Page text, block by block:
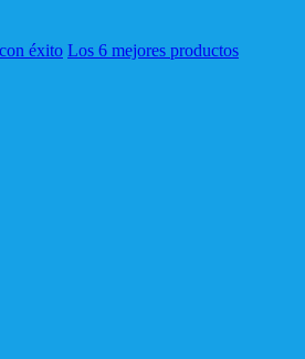
éxito Los 6 mejores productos